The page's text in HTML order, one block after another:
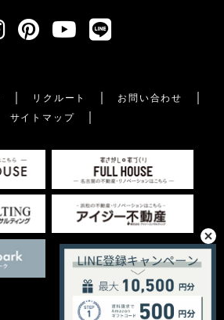
リクルート
お問い合わせ
サイトマップ